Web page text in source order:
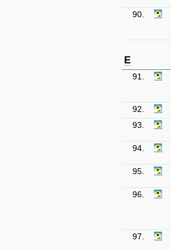
90.
E
91.
92.
93.
94.
95.
96.
97.